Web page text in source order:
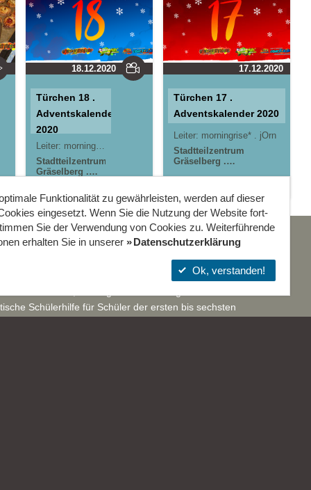
18.12.2020
Türchen 18 .
Adventskalender
2020
Leiter: morningrise* . jOrn
Stadtteilzentrum
Gräselberg .
Kinder- und
Jugendzentrum
in der Reduit .
Mainz-Kastel .
kujakk
17.12.2020
Türchen 17 .
Adventskalender 2020
Leiter: morningrise* . jOrn
Stadtteilzentrum
Gräselberg .
der Reduit . Mainz-
Kastel . kujakk
Dienstag, Mittwoch, Freitag von 15 bis 18 Uhr für
bis 20 Uhr für Jugendliche; Donnerstag von 15 bis 18
Schülerhilfe für Schüler der ersten bis sechsten
Funktionalität zu gewährleisten, werden auf dieser
eingesetzt. Wenn Sie die Nutzung der Website fort­
Sie der Verwendung von Cookies zu. Weiterführende
erhalten Sie in unserer
Datenschutzerklärung
Ok, verstanden!